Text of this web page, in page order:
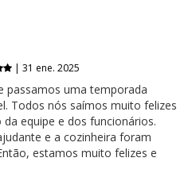
| 31 ene. 2025
passamos uma temporada
Todos nós saímos muito felizes
equipe e dos funcionários.
e a cozinheira foram
estamos muito felizes e